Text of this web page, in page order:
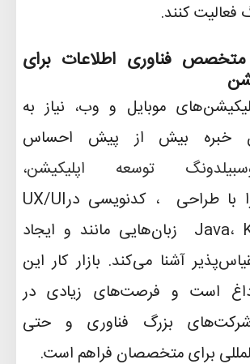
کنند.
متخصص فناوری اطلاعات برای
موبایل و وب، نیاز به
خبره بیش از پیش احساس
توسعه اپلیکیشن،
با طراحی UX/UI، کدنویسی در
زبان‌هایی مانند Java،
و ایجاد
آشنا می‌کند. بازار کار این
است و فرصت‌های زیادی در
شرکت‌های بزرگ فناوری و حتی
برای متخصصان فراهم است.